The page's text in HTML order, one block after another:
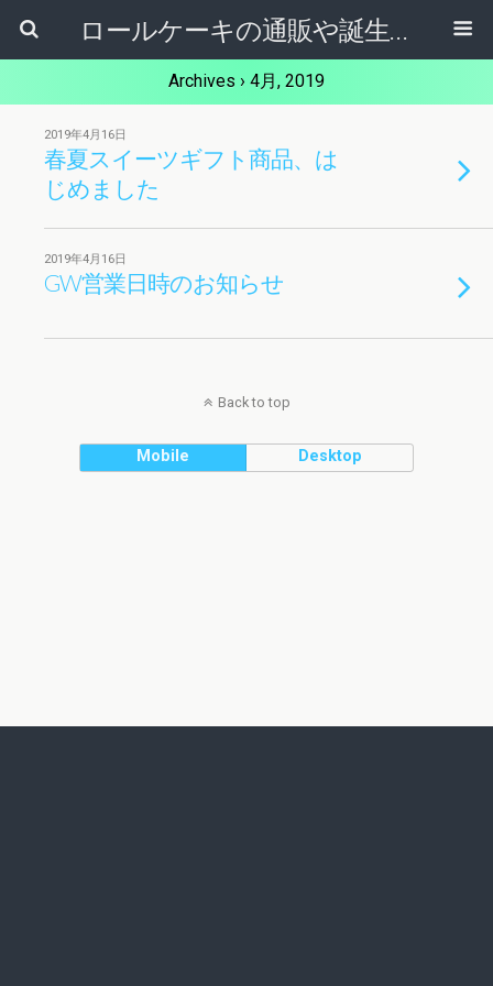
ロールケーキの通販や誕生日ケーキ【ケーキ屋健ちゃん】東大阪市
Archives › 4月, 2019
2019年4月16日
春夏スイーツギフト商品、は
じめました
2019年4月16日
GW営業日時のお知らせ
Back to top
Mobile Desktop